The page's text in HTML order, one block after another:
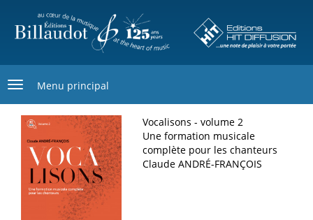
contenu
Menu principal
Vocalisons - volume 2
Une formation musicale
complète pour les chanteurs
Claude ANDRÉ-FRANÇOIS